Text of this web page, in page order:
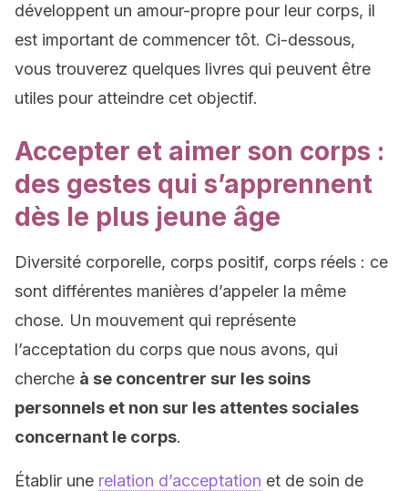
développent un amour-propre pour leur corps, il
est important de commencer tôt. Ci-dessous,
vous trouverez quelques livres qui peuvent être
utiles pour atteindre cet objectif.
Accepter et aimer son corps :
des gestes qui s’apprennent
dès le plus jeune âge
Diversité corporelle, corps positif, corps réels : ce
sont différentes manières d’appeler la même
chose. Un mouvement qui représente
l’acceptation du corps que nous avons, qui
cherche à se concentrer sur les soins
personnels et non sur les attentes sociales
concernant le corps.
Établir une relation d’acceptation et de soin de